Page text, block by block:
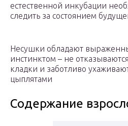
естественной инкубации
следить за состоянием
Несушки обладают
инстинктом – не
кладки и заботливо
цыплятами
Содержание